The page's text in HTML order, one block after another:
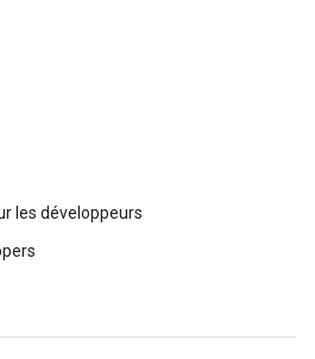
les développeurs